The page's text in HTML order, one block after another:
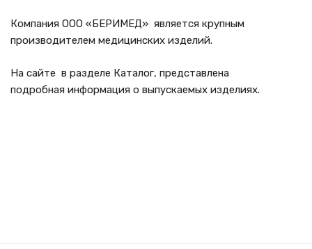
Компания ООО «БЕРИМЕД» является крупным
производителем медицинских изделий.
На сайте в разделе Каталог, представлена
подробная информация о выпускаемых изделиях.